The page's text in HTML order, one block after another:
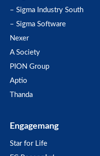
– Sigma Industry South
– Sigma Software
Nexer
A Society
PION Group
Aptio
Thanda
Engagemang
Star for Life